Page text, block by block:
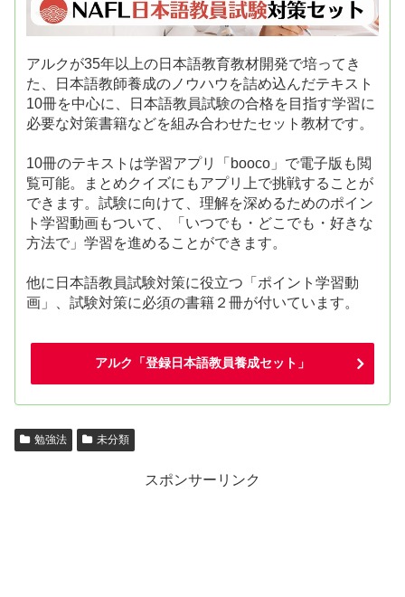
アルクが35年以上の日本語教育教材開発で培ってき
た、日本語教師養成のノウハウを詰め込んだテキスト
10冊を中心に、日本語教員試験の合格を目指す学習に
必要な対策書籍などを組み合わせたセット教材です。
10冊のテキストは学習アプリ「booco」で電子版も閲
覧可能。まとめクイズにもアプリ上で挑戦することが
できます。試験に向けて、理解を深めるためのポイン
ト学習動画もついて、「いつでも・どこでも・好きな
方法で」学習を進めることができます。
他に日本語教員試験対策に役立つ「ポイント学習動
画」、試験対策に必須の書籍２冊が付いています。
アルク「登録日本語教員養成セット」
勉強法 未分類
スポンサーリンク